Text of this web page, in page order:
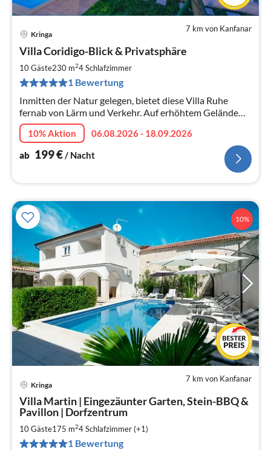
7 km von Kanfanar
Kringa
Villa Coridigo-Blick & Privatsphäre
10 Gäste230 m24Schlafzimmer
1 Bewertung
Inmitten der Natur gelegen, bietet diese Villa Ruhe
fernab von Lärm und Verkehr. Auf erhöhtem Gelände
positioniert, gewährleistet sie ungestörte Ausblicke und
Privatsphäre.
10% Aktion
06.08.2026 - 18.09.2026
ab 199€/ Nacht
10%
7 km von Kanfanar
Kringa
Villa Martin | Eingezäunter Garten, Stein-BBQ &
Pavillon | Dorfzentrum
10 Gäste175 m24Schlafzimmer (+1)
1 Bewertung